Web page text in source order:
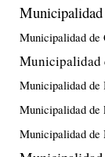
Municipalidad de
Municipalidad
Municipalidad de
Municipalidad de
Municipalidad de